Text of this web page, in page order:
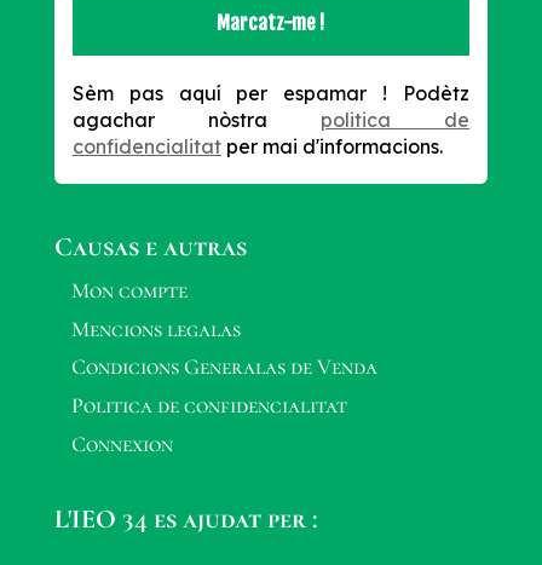
Sèm pas aquí per espamar !
Podètz
agachar nòstra politica de
confidencialitatper mai d'informacions.
Causas e autras
Mon compte
Mencions legalas
Condicions Generalas de Venda
Politica de confidencialitat
Connexion
L'IEO 34 es ajudat per :